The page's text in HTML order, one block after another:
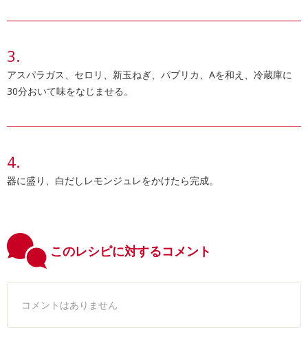
アスパラガス、セロリ、新玉ねぎ、パプリカ、Aを和え、冷蔵庫に
30分おいて味をなじませる。
器に盛り、白だしレモンジュレをかけたら完成。
このレシピに対するコメント
コメントはありません